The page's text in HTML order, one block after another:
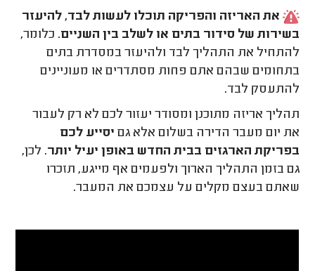
את האריזה והפריקה תוכלו לעשות לבד, להיעזר
בשירות של סידור בתים או לשלב בין השניים. כלומר,
להתחיל את התהליך לבד ולהיעזר במסדרת בתים
בתחומים שבהם אתם פחות מסתדרים או מעוניינים
להתעסק לבד.
תהליך אריזה מתוכנן ומסודר יעזור לכם לא רק לעבור
את יום מעבר הדירה בשלום אלא גם יסייע לכם
בפריקת הארגזים בבית החדש באופן יעיל יותר. לכן,
גם בזמן התהליך הארוך ולפעמים אף מייגע, תזכרו
שאתם בעצם מקלים על עצמכם את המעבר.